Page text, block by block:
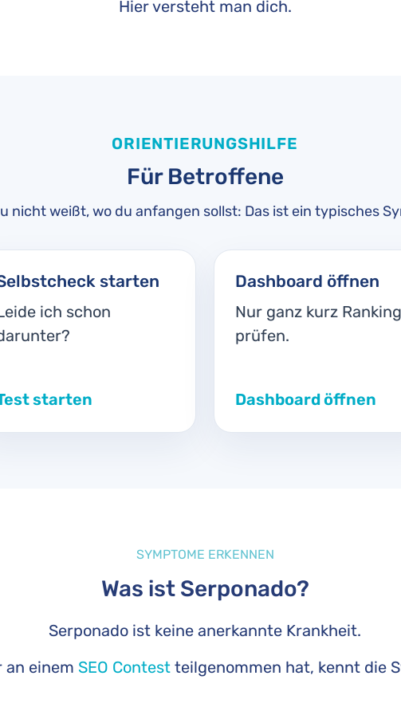
Hier versteht man dich.
ORIENTIERUNGSHILFE
Für Betroffene
nicht weißt, wo du anfangen sollst: Das ist ein typisches
starten
ich schon
starten
Dashboard öffnen
Nur ganz kurz
prüfen.
Dashboard öffnen
Was ist Serponado?
SYMPTOME ERKENNEN
Serponado ist keine anerkannte Krankheit.
an einem SEO Contestteilgenommen hat, kennt die